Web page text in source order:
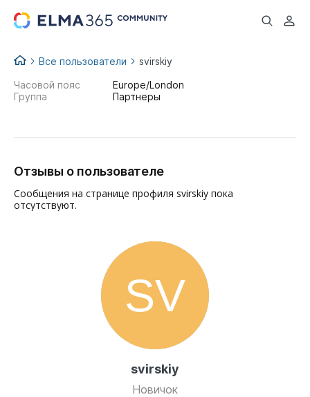
...
Все пользователи svirskiy
svirskiy
Новичок
Часовой пояс
Europe/London
Группа
Партнеры
Отзывы о пользователе
Сообщения на странице профиля svirskiy пока
отсутствуют.